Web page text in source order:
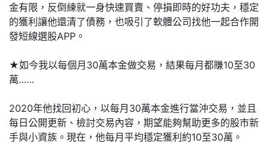
金有限，反倒練就一身快速買賣、停損即時的好功夫，穩定
的獲利讓他還清了債務，也吸引了軟體公司找他一起合作開
發短線選股APP。
★如今我以每個月30萬本金做交易，結果每月都賺10至30
萬……
2020年他找回初心，以每月30萬本金進行當沖交易，並且
每日公開更新、檢討交易內容，期望能夠幫助更多的股市新
手與小資族。現在，他每月平均穩定獲利約10至30萬。